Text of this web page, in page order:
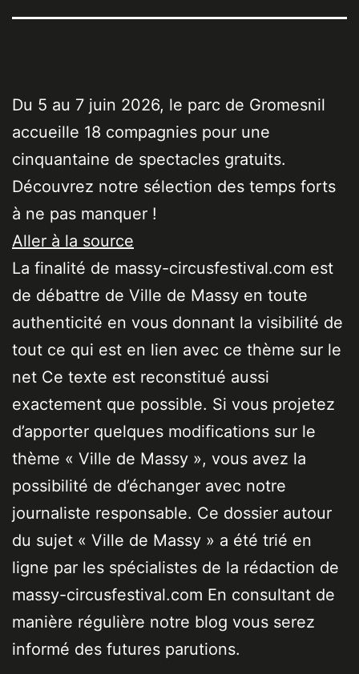
Du 5 au 7 juin 2026, le parc de Gromesnil
accueille 18 compagnies pour une
cinquantaine de spectacles gratuits.
Découvrez notre sélection des temps forts
à ne pas manquer !
Aller à la source
La finalité de massy-circusfestival.com est
de débattre de Ville de Massy en toute
authenticité en vous donnant la visibilité de
tout ce qui est en lien avec ce thème sur le
net Ce texte est reconstitué aussi
exactement que possible. Si vous projetez
d’apporter quelques modifications sur le
thème « Ville de Massy », vous avez la
possibilité de d’échanger avec notre
journaliste responsable. Ce dossier autour
du sujet « Ville de Massy » a été trié en
ligne par les spécialistes de la rédaction de
massy-circusfestival.com En consultant de
manière régulière notre blog vous serez
informé des futures parutions.